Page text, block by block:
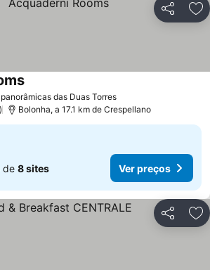
Partilhar
das Duas Torres
Bolonha, a 17.1 km de Crespellano
de 8 sites Ver preços
Partilhar